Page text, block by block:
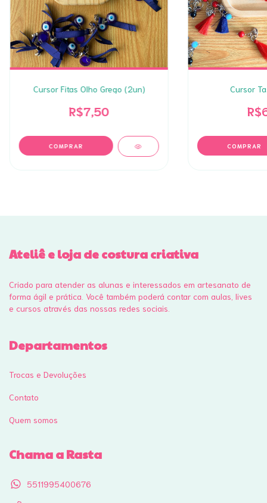
Cursor Fitas Olho Grego (2un)
R$7,50
Cursor
COMPRAR
Ateliê e loja de costura criativa
Criado para atender as alunas e interessados em artesanato de
forma ágil e prática. Você também poderá contar com aulas, lives
e cursos através das nossas redes sociais.
Departamentos
Trocas e Devoluções
Contato
Quem somos
Chama a Rasta
5511995400676